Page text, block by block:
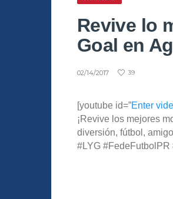
Revive lo
Goal en
02/14/2017 39
[youtube id=”Enter
¡Revive los mejores
diversión, fútbol,
#LYG #FedeFutbolPR